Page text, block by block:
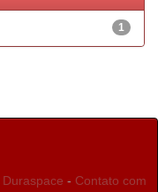
1
Duraspace - Contato com